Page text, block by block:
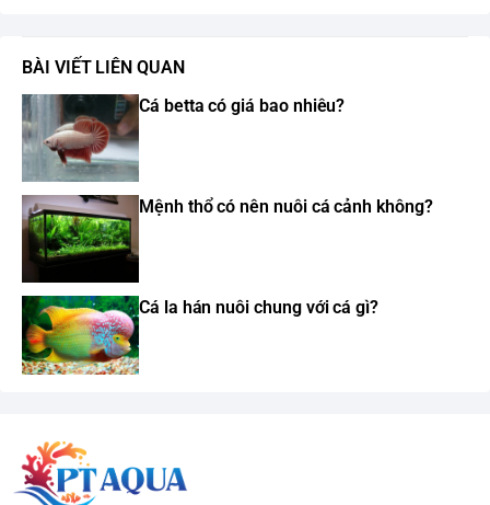
BÀI VIẾT LIÊN QUAN
Cá betta có giá bao nhiêu?
Mệnh thổ có nên nuôi cá cảnh không?
Cá la hán nuôi chung với cá gì?